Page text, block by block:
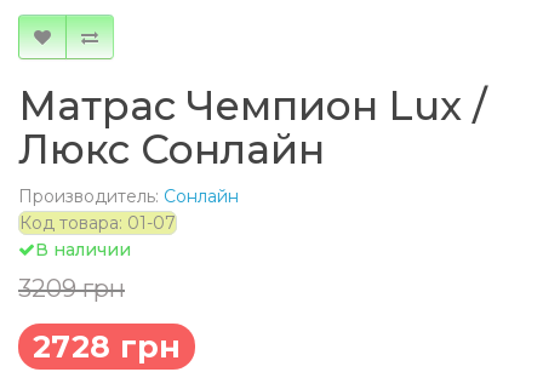
Матрас Чемпион Lux /
Люкс Сонлайн
Производитель: Сонлайн
Код товара: 01-07
В наличии
3209 грн
2728 грн